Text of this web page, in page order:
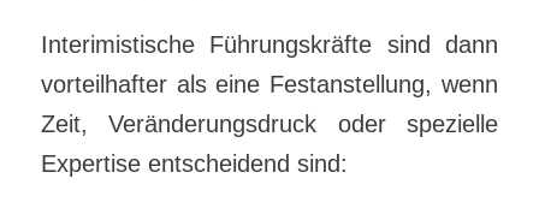
Interimistische Führungskräfte sind dann
vorteilhafter als eine Festanstellung, wenn
Zeit, Veränderungsdruck oder spezielle
Expertise entscheidend sind: